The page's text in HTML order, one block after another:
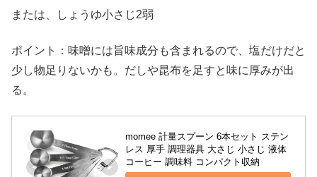
または、しょうゆ小さじ2弱
ポイント：味噌には旨味成分も含まれるので、塩だけだと
少し物足りないかも。だしや昆布を足すと味に厚みが出
る。
momee 計量スプーン 6本セット ステン
レス 厚手 調理器具 大さじ 小さじ 液体
コーヒー 調味料 コンパクト収納